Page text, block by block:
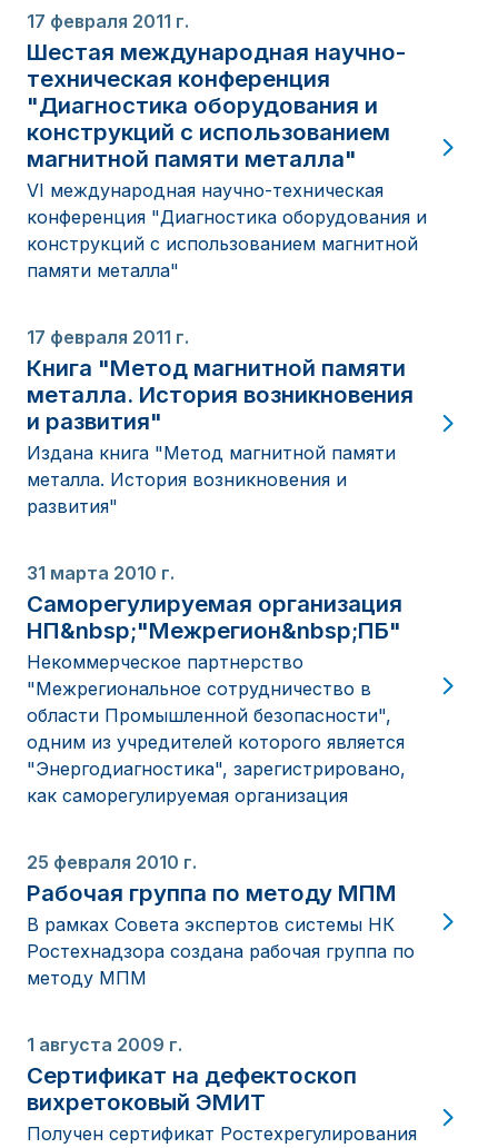
17 февраля 2011 г.
Шестая международная научно-
техническая конференция
"Диагностика оборудования и
конструкций с использованием
магнитной памяти металла"
VI международная научно-техническая
конференция "Диагностика оборудования и
конструкций с использованием магнитной
памяти металла"
17 февраля 2011 г.
Книга "Метод магнитной памяти
металла. История возникновения
и развития"
Издана книга "Метод магнитной памяти
металла. История возникновения и
развития"
31 марта 2010 г.
Саморегулируемая организация
НП&nbsp;"Межрегион&nbsp;ПБ"
Некоммерческое партнерство
"Межрегиональное сотрудничество в
области Промышленной безопасности",
одним из учредителей которого является
"Энергодиагностика", зарегистрировано,
как саморегулируемая организация
25 февраля 2010 г.
Рабочая группа по методу МПМ
В рамках Совета экспертов системы НК
Ростехнадзора создана рабочая группа по
методу МПМ
1 августа 2009 г.
Сертификат на дефектоскоп
вихретоковый ЭМИТ
Получен сертификат Ростехрегулирования